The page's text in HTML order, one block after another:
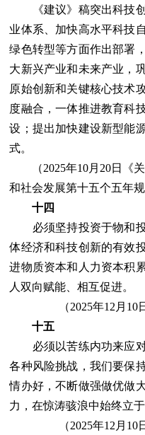
《建议》稿突出科技创
业体系、加快高水平科技
绿色转型等方面作出部署
大新兴产业和未来产业，
原始创新和关键核心技术
度融合，一体推进教育科
设；提出加快建设新型能
式。
（2025年10月20日《关
和社会发展第十五个五年
十四
必须坚持投资于物和投
体经济和科技创新的有效
进物质资本和人力资本积
人双向赋能、相互促进。
（2025年12月
十五
必须以苦练内功来应对
各种风险挑战，我们要保
情办好，不断做强做优做
力，在惊涛骇浪中始终立于
（2025年12月